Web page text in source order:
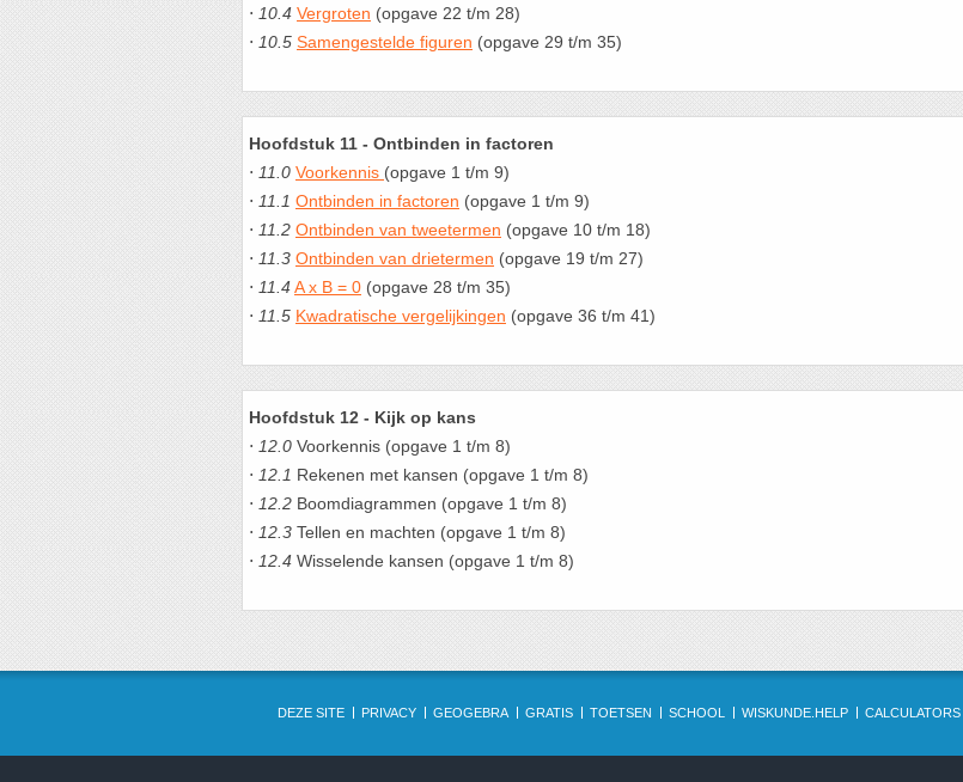
⋅ 10.4 Vergroten (opgave 22 t/m 28)
⋅ 10.5 Samengestelde figuren (opgave 29 t/m 35)
Hoofdstuk 11 - Ontbinden in factoren
⋅ 11.0 Voorkennis (opgave 1 t/m 9)
⋅ 11.1 Ontbinden in factoren (opgave 1 t/m 9)
⋅ 11.2 Ontbinden van tweetermen (opgave 10 t/m 18)
⋅ 11.3 Ontbinden van drietermen (opgave 19 t/m 27)
⋅ 11.4A x B = 0 (opgave 28 t/m 35)
⋅ 11.5 Kwadratische vergelijkingen (opgave 36 t/m 41)
Hoofdstuk 12 - Kijk op kans
⋅ 12.0 Voorkennis (opgave 1 t/m 8)
⋅ 12.1 Rekenen met kansen (opgave 1 t/m 8)
⋅ 12.2 Boomdiagrammen (opgave 1 t/m 8)
⋅ 12.3 Tellen en machten (opgave 1 t/m 8)
⋅ 12.4 Wisselende kansen (opgave 1 t/m 8)
DEZE SITE PRIVACY GEOGEBRA GRATIS TOETSEN SCHOOL WISKUNDE.HELP CALCULATORS